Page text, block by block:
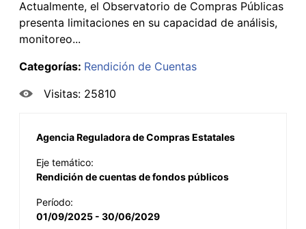
Actualmente, el Observatorio de Compras Públicas
presenta limitaciones en su capacidad de análisis,
monitoreo...
Categorías: Rendición de Cuentas
Visitas: 25810
Agencia Reguladora de Compras Estatales
Eje temático:
Rendición de cuentas de fondos públicos
Período:
01/09/2025 - 30/06/2029